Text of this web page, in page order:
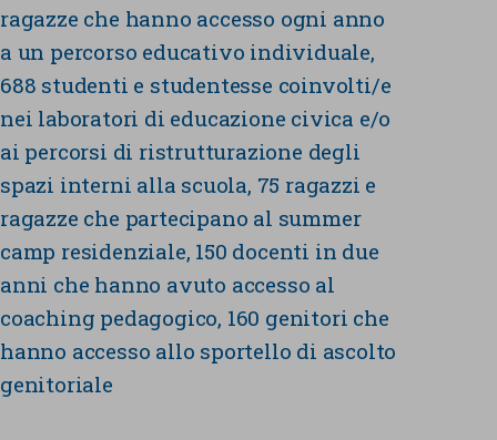
ragazze che hanno accesso ogni anno
a un percorso educativo individuale,
688 studenti e studentesse coinvolti/e
nei laboratori di educazione civica e/o
ai percorsi di ristrutturazione degli
spazi interni alla scuola, 75 ragazzi e
ragazze che partecipano al summer
camp residenziale, 150 docenti in due
anni che hanno avuto accesso al
coaching pedagogico, 160 genitori che
hanno accesso allo sportello di ascolto
genitoriale